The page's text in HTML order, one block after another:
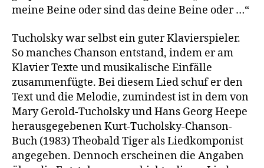
meine Beine oder sind das deine Beine oder …“
Tucholsky war selbst ein guter Klavierspieler.
So manches Chanson entstand, indem er am
Klavier Texte und musikalische Einfälle
zusammenfügte. Bei diesem Lied schuf er den
Text und die Melodie, zumindest ist in dem von
Mary Gerold-Tucholsky und Hans Georg Heepe
herausgegebenen Kurt-Tucholsky-Chanson-
Buch (1983) Theobald Tiger als Liedkomponist
angegeben. Dennoch erscheinen die Angaben